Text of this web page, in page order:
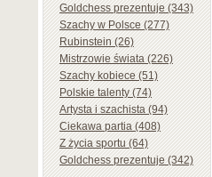
Goldchess prezentuje (343)
Szachy w Polsce (277)
Rubinstein (26)
Mistrzowie świata (226)
Szachy kobiece (51)
Polskie talenty (74)
Artysta i szachista (94)
Ciekawa partia (408)
Z życia sportu (64)
Goldchess prezentuje (342)